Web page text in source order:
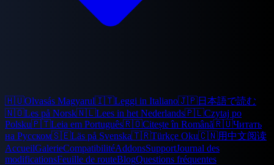
🇭🇺Olvasás Magyarul🇮🇹Leggi in Italiano🇯🇵日本語で読む
🇳🇴Les på Norsk🇳🇱Lees in het Nederlands🇵🇱Czytaj po
Polsku🇵🇹Leia em Português🇷🇴Citește în Română🇷🇺Читать
на Русском🇸🇪Läs på Svenska🇹🇷Türkçe Oku🇨🇳用中文阅读
AccueilGalerieCompatibilitéAddonsSupportJournal des
modificationsFeuille de routeBlogQuestions fréquentes